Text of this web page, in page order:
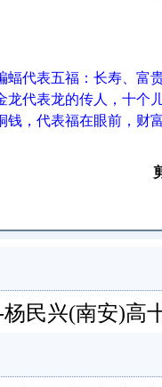
蝠代表五福：长寿、
龙代表龙的传人，十个
钱，代表福在眼前，财
民兴(南安)高